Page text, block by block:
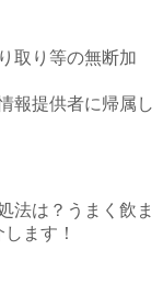
取り等の無断加
報提供者に帰属し
法は？うまく飲ま
ます！